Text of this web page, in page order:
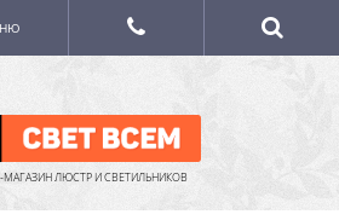
МАГАЗИН ЛЮСТР И СВЕТИЛЬНИКОВ